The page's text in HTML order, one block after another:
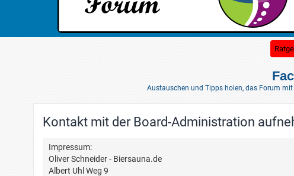
Austauschen und Tipps holen, das Forum
Kontakt mit der Board-Administration
Impressum:
Oliver Schneider - Biersauna.de
Albert Uhl Weg 9